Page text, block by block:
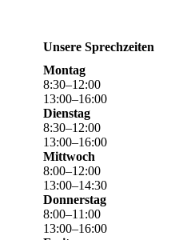
Unsere Sprechzeiten
Montag
8:30–12:00
13:00–16:00
Dienstag
8:30–12:00
13:00–16:00
Mittwoch
8:00–12:00
13:00–14:30
Donnerstag
8:00–11 :00
13:00–16:00